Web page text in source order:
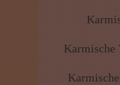
Karmische